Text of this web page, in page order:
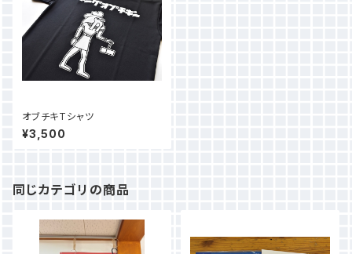
オブチキTシャツ
¥3,500
同じカテゴリの商品